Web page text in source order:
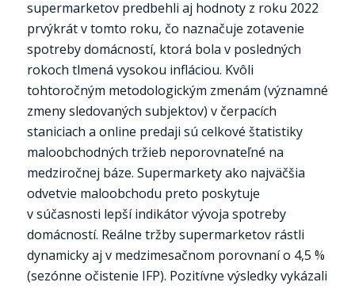
supermarketov predbehli aj hodnoty z roku 2022
prvýkrát v tomto roku, čo naznačuje zotavenie
spotreby domácností, ktorá bola v posledných
rokoch tlmená vysokou infláciou. Kvôli
tohtoročným metodologickým zmenám (významné
zmeny sledovaných subjektov) v čerpacích
staniciach a online predaji sú celkové štatistiky
maloobchodných tržieb neporovnateľné na
medziročnej báze. Supermarkety ako najväčšia
odvetvie maloobchodu preto poskytuje
v súčasnosti lepší indikátor vývoja spotreby
domácností. Reálne tržby supermarketov rástli
dynamicky aj v medzimesačnom porovnaní o 4,5 %
(sezónne očistenie IFP). Pozitívne výsledky vykázali